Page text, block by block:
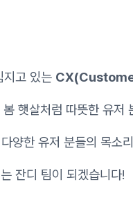
지고 있는
햇살처럼 따뜻한 유저
양한 유저 분들의 목소
잔디 팀이 되겠습니다!